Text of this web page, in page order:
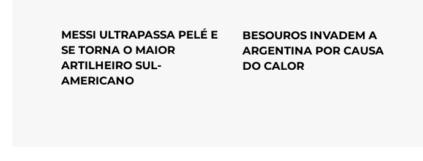
MESSI ULTRAPASSA PELÉ E
SE TORNA O MAIOR
ARTILHEIRO SUL-
AMERICANO
BESOUROS INVADEM A
ARGENTINA POR CAUSA
DO CALOR